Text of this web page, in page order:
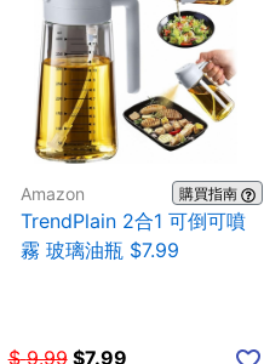
Amazon 購買指南
TrendPlain 2合1 可倒可噴
霧 玻璃油瓶 $7.99
$ 9.99 $7.99